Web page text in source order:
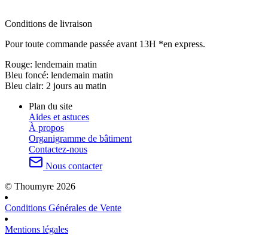
Conditions de livraison
Pour toute commande passée avant 13H *en express.
Rouge: lendemain matin
Bleu foncé: lendemain matin
Bleu clair: 2 jours au matin
Plan du site
Aides et astuces
À propos
Organigramme de bâtiment
Contactez-nous
Nous contacter
© Thoumyre 2026
Conditions Générales de Vente
Mentions légales